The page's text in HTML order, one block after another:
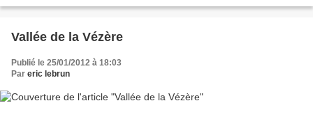
Vallée de la Vézère
Publié le 25/01/2012 à 18:03
Par eric lebrun